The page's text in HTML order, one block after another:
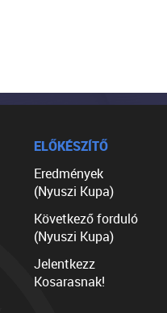
ELŐKÉSZÍTŐ
Eredmények
(Nyuszi Kupa)
Következő forduló
(Nyuszi Kupa)
Jelentkezz
Kosarasnak!